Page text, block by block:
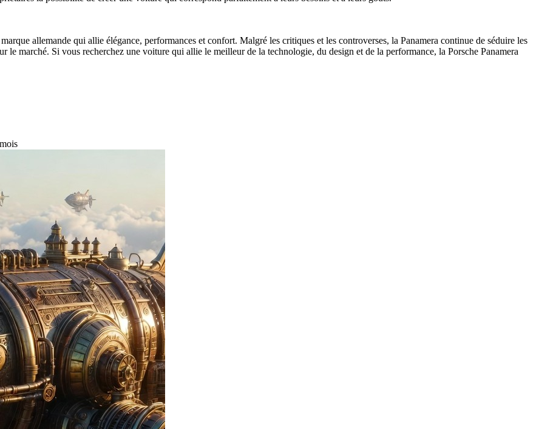
allemande qui allie élégance, performances et confort. Malgré les critiques et les controverses, la Panamera continue de séduire les
le marché. Si vous recherchez une voiture qui allie le meilleur de la technologie, du design et de la performance, la Porsche Panamera